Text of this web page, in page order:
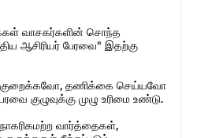
வாசகர்களின் சொந்த
ஆசிரியர் பேரவை" இதற்கு
குறைக்கவோ, தணிக்கை செய்யவோ
குழுவுக்கு முழு உரிமை உண்டு.
வார்த்தைகள்,